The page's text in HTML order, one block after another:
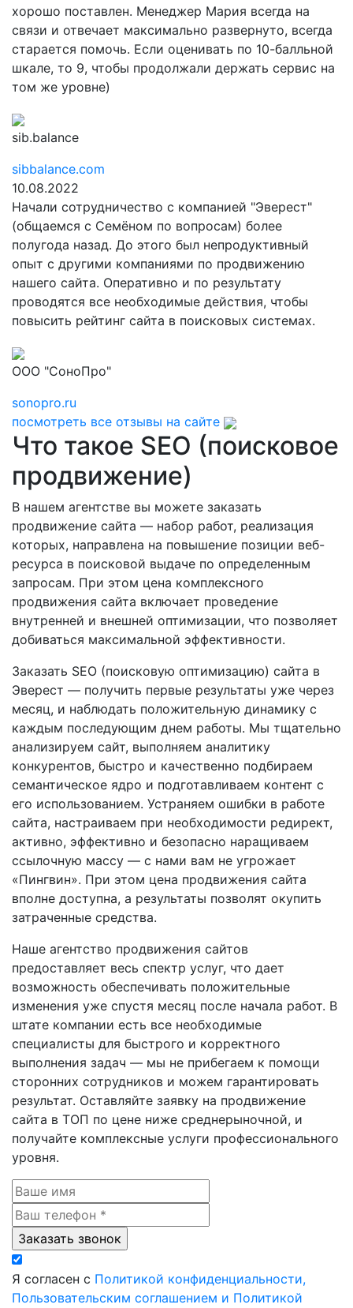
хорошо поставлен. Менеджер Мария всегда на
связи и отвечает максимально развернуто, всегда
старается помочь. Если оценивать по 10-балльной
шкале, то 9, чтобы продолжали держать сервис на
том же уровне)
sib.balance
sibbalance.com
10.08.2022
Начали сотрудничество с компанией "Эверест"
(общаемся с Семёном по вопросам) более
полугода назад. До этого был непродуктивный
опыт с другими компаниями по продвижению
нашего сайта. Оперативно и по результату
проводятся все необходимые действия, чтобы
повысить рейтинг сайта в поисковых системах.
ООО "СоноПро"
sonopro.ru
посмотреть все отзывы на сайте
Что такое SEO (поисковое
продвижение)
В нашем агентстве вы можете заказать
продвижение сайта — набор работ, реализация
которых, направлена на повышение позиции веб-
ресурса в поисковой выдаче по определенным
запросам. При этом цена комплексного
продвижения сайта включает проведение
внутренней и внешней оптимизации, что позволяет
добиваться максимальной эффективности.
Заказать SEO (поисковую оптимизацию) сайта в
Эверест — получить первые результаты уже через
месяц, и наблюдать положительную динамику с
каждым последующим днем работы. Мы тщательно
анализируем сайт, выполняем аналитику
конкурентов, быстро и качественно подбираем
семантическое ядро и подготавливаем контент с
его использованием. Устраняем ошибки в работе
сайта, настраиваем при необходимости редирект,
активно, эффективно и безопасно наращиваем
ссылочную массу — с нами вам не угрожает
«Пингвин». При этом цена продвижения сайта
вполне доступна, а результаты позволят окупить
затраченные средства.
Наше агентство продвижения сайтов
предоставляет весь спектр услуг, что дает
возможность обеспечивать положительные
изменения уже спустя месяц после начала работ. В
штате компании есть все необходимые
специалисты для быстрого и корректного
выполнения задач — мы не прибегаем к помощи
сторонних сотрудников и можем гарантировать
результат. Оставляйте заявку на продвижение
сайта в ТОП по цене ниже среднерыночной, и
получайте комплексные услуги профессионального
уровня.
Я согласен с Политикой конфиденциальности,
Пользовательским соглашением и Политикой